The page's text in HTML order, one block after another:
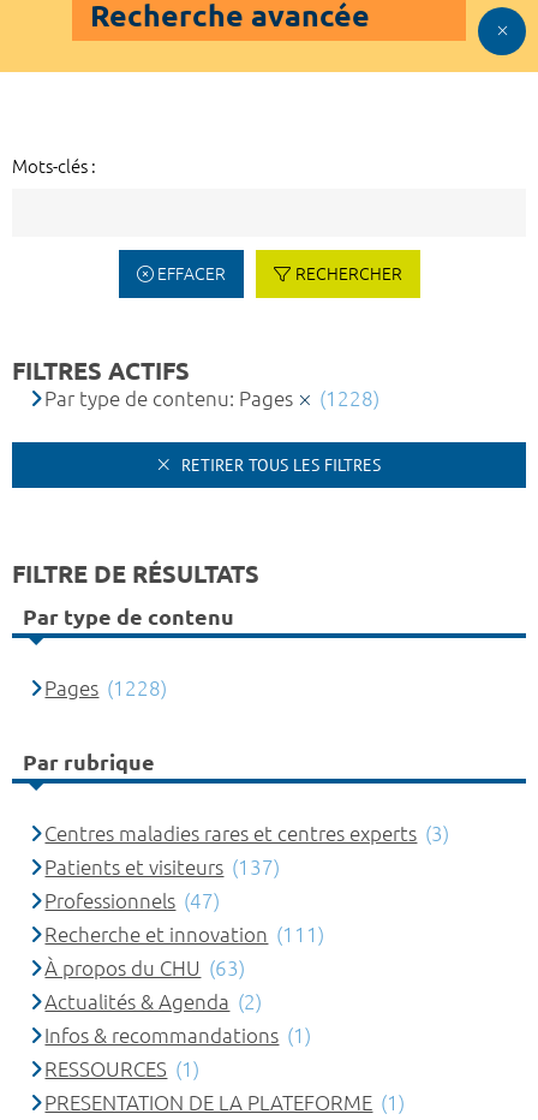
Recherche avancée
Mots-clés :
EFFACER RECHERCHER
FILTRES ACTIFS
Par type de contenu: Pages (1228)
RETIRER TOUS LES FILTRES
FILTRE DE RÉSULTATS
Par type de contenu
Pages (1228)
Par rubrique
Centres maladies rares et centres experts (3)
Patients et visiteurs (137)
Professionnels (47)
Recherche et innovation (111)
À propos du CHU (63)
Actualités & Agenda (2)
Infos & recommandations (1)
RESSOURCES (1)
PRESENTATION DE LA PLATEFORME (1)